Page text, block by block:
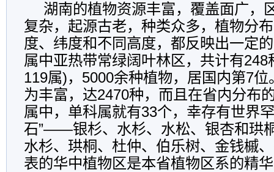
湖南的植物资源丰富，覆盖面广，
复杂，起源古老，种类众多，植物分
度、纬度和不同高度，都反映出一定
属中亚热带常绿阔叶林区，共计有248
119属)，5000余种植物，居国内第7
为丰富，达2470种，而且在省内分布
属中，单科属就有33个，幸存有世界
石”――银杉、水杉、水松、银杏和珙
水杉、珙桐、杜仲、伯乐树、金钱槭
表的华中植物区是本省植物区系的精